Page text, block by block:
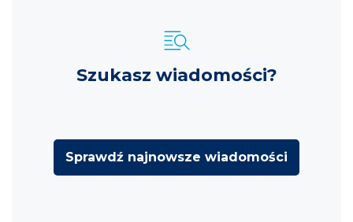
Szukasz wiadomości?
Sprawdź najnowsze wiadomości